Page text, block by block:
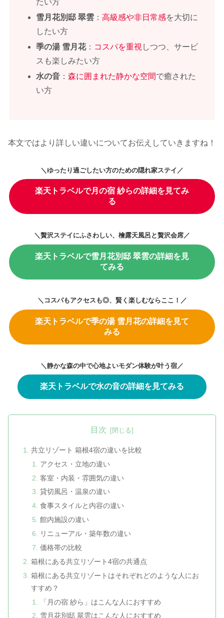
雪月花別邸 翠雲 ：高級感や非日常感を大切に
したい方
季の湯 雪月花： コスパを重視 しつつ、サービ
スも楽しみたい方
水の音 ：森に囲まれた静かな空間で癒された
い方
本文ではより詳しい違いについてお伝えしていきますね！
＼ゆったり過ごしたい方のための隠れ家ステイ／
楽天トラベルで月の宿 紗らの詳細を見てみ
る
＼贅沢ステイにふさわしい、檜露天風呂と贅沢会席／
楽天トラベルで雪月花別邸 翠雲の詳細を見
てみる
＼コスパもアクセスも◎、賢く楽しむならここ！／
楽天トラベルで季の湯 雪月花の詳細を見て
みる
＼静かな森の中で心地よいモダン体験が叶う宿／
楽天トラベルで水の音の詳細を見てみる
目次
共立リゾート 箱根4宿の違いを比較
アクセス・立地の違い
客室・内装・雰囲気の違い
貸切風呂・温泉の違い
食事スタイルと内容の違い
館内施設の違い
リニューアル・築年数の違い
価格帯の比較
箱根にある共立リゾート4宿の共通点
箱根にある共立リゾートはそれぞれどのような人にお
すすめ？
「月の宿 紗ら」はこんな人におすすめ
雪月花別邸 翠雲はこんな人におすすめ